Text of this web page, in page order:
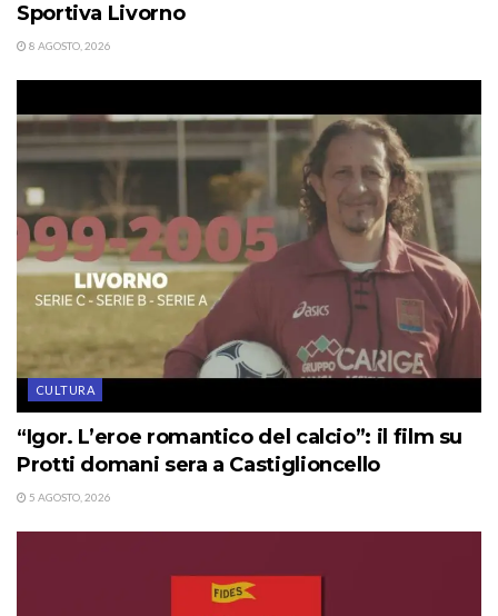
Sportiva Livorno
8 AGOSTO, 2026
CULTURA
“Igor. L’eroe romantico del calcio”: il film su
Protti domani sera a Castiglioncello
5 AGOSTO, 2026